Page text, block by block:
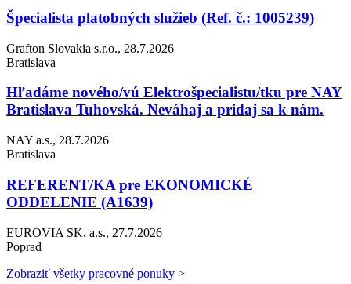
Špecialista platobných služieb (Ref. č.: 1005239)
Grafton Slovakia s.r.o., 28.7.2026
Bratislava
Hľadáme nového/vú Elektrošpecialistu/tku pre NAY
Bratislava Tuhovská. Neváhaj a pridaj sa k nám.
NAY a.s., 28.7.2026
Bratislava
REFERENT/KA pre EKONOMICKÉ
ODDELENIE (A1639)
EUROVIA SK, a.s., 27.7.2026
Poprad
Zobraziť všetky pracovné ponuky >